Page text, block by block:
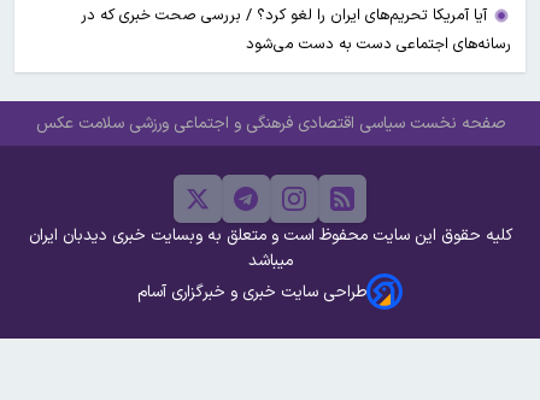
آیا آمریکا تحریم‌های ایران را لغو کرد؟ / بررسی صحت خبری که در
رسانه‌های اجتماعی دست به دست می‌شود
صفحه نخست سیاسی اقتصادی فرهنگی و اجتماعی ورزشی سلامت عکس
کلیه حقوق این سایت محفوظ است و متعلق به وبسایت خبری دیدبان ایران
میباشد
طراحی سایت خبری و خبرگزاری آسام